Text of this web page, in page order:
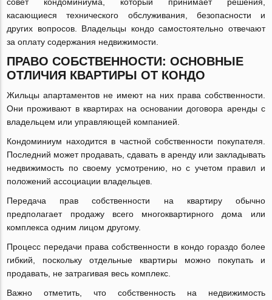
касающиеся технического обслуживания, безопасности и
других вопросов. Владельцы кондо самостоятельно отвечают
за оплату содержания недвижимости.
ПРАВО СОБСТВЕННОСТИ: ОСНОВНЫЕ
ОТЛИЧИЯ КВАРТИРЫ ОТ КОНДО
Жильцы апартаментов не имеют на них права собственности.
Они проживают в квартирах на основании договора аренды с
владельцем или управляющей компанией.
Кондоминиум находится в частной собственности покупателя.
Последний может продавать, сдавать в аренду или закладывать
недвижимость по своему усмотрению, но с учетом правил и
положений ассоциации владельцев.
Передача прав собственности на квартиру обычно
предполагает продажу всего многоквартирного дома или
комплекса одним лицом другому.
Процесс передачи права собственности в кондо гораздо более
гибкий, поскольку отдельные квартиры можно покупать и
продавать, не затрагивая весь комплекс.
Важно отметить, что собственность на недвижимость